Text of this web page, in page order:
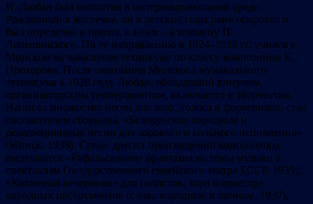
И. Любан был воспитан в интернациональной среде.
Рожденный в местечке, он в детские годы рано осиротел и
был определен в приют, а затем – в коммуну П.
Лепешинского. По её направлению в 1924–1928 гг. учился в
Минском музыкальном техникуме по классу композиции Е.
Прохорова. После окончания Минского музыкального
техникума в 1928 году Любан, обладавший кипучим
организаторским темпераментом, включается в творчество.
Написал множество песен для хора, голоса и фортепиано, стал
составителем сборника. «Белорусские народные и
революционные песни для хорового и сольного исполнения»
(Минск, 1938). Среди других произведений композитора
выделяются «Рафальскиана» (фантазия на темы музыки к
спектаклям Государственного еврейского театра БССР, 1935);
«Колхозная вечеринка» для солистов, хора и оркестра
народных инструментов (слова народные и личные, 1937),